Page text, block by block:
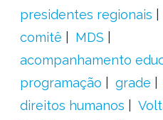
presidentes regionais
comitê
MDS
acompanhamento
programação
grade
direitos humanos